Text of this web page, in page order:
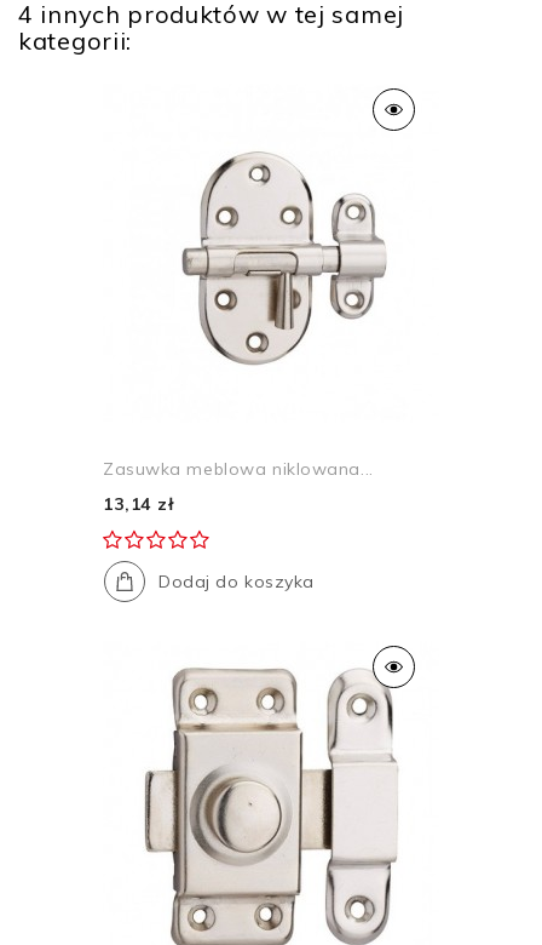
4 innych produktów w tej samej
kategorii:
Zasuwka meblowa niklowana...
13,14 zł
Dodaj do koszyka